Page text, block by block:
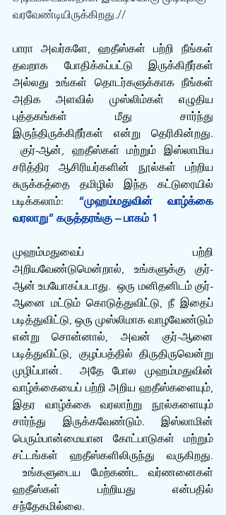
வரவேண்டியிருக்கிறது.//
பாரா அவர்களே, ஹதீஸ்கள் பற்றி நீங்கள்
தவறாக போதிக்கப்பட்டு இருக்கிறீர்கள்
அல்லது உங்கள் தொடர்களுக்காக நீங்கள்
அதிக அளவில் முஸ்லிம்கள் எழுதிய
புத்தகங்கள் மீது சார்ந்து
இருந்திருக்கிறீர்கள் என்று தெரிகின்றது.
குர்-ஆன், ஹதீஸ்கள் மற்றும் இஸ்லாமிய
சரித்திர ஆசிரியர்களின் நூல்கள் பற்றிய
சுருக்கத்தை தமிழில் இந்த கட்டுரையில்
படிக்கலாம்: “முஹம்மதுவின் வாழ்க்கை
வரலாறு” கருத்தரங்கு – பாகம் 1
முஹம்மதுவைப் பற்றி
அறியவேண்டுமென்றால், உங்களுக்கு குர்-
ஆன் உபயோகப்படாது.  ஒரு மனிதனிடம் குர்-
ஆனை மட்டும் கொடுத்துவிட்டு, நீ இதைப்
படித்துவிட்டு, ஒரு முஸ்லிமாக வாழவேண்டும்
என்று சொன்னால், அவன் குர்-ஆனை
படித்துவிட்டு, குழப்பத்தில் திருதிருவென்று
முழிப்பான்.  அதே போல முஹம்மதுவின்
வாழ்க்கையைப் பற்றி அறிய ஹதீஸ்களையும்,
இதர வாழ்க்கை வரலாற்று நூல்களையும்
சார்ந்து இருக்கவேண்டும். இஸ்லாமின்
பெரும்பான்மையான கோட்பாடுகள் மற்றும்
சட்டங்கள் ஹதீஸ்களிலிருந்து வருகிறது.
உங்களுடைய மேற்கண்ட வர்ணனைகள்
ஹதீஸ்கள் பற்றியது என்பதில்
சந்தேகமில்லை.